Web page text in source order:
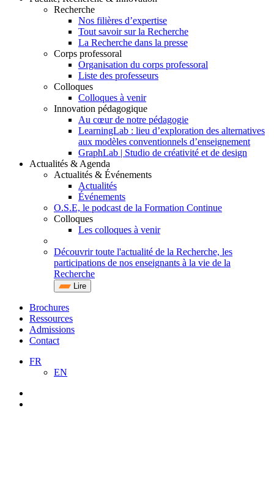
Recherche
Nos filières d’expertise
Tout savoir sur la Recherche
La Recherche dans la presse
Corps professoral
Organisation du corps professoral
Liste des professeurs
Colloques
Colloques à venir
Innovation pédagogique
Au cœur de notre pédagogie
LearningLab : lieu d’exploration des alternatives
aux modèles conventionnels d’enseignement
GraphLab | Studio de créativité et de design
Actualités & Agenda
Actualités & Événements
Actualités
Événements
O.S.E, le podcast de la Formation Continue
Colloques
Les colloques à venir
Découvrir toute l'actualité de la Recherche, les
participations de nos enseignants à la vie de la
Recherche
Lire
Brochures
Ressources
Admissions
Contact
FR
EN